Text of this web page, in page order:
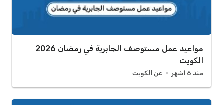
مواعيد عمل مستوصف الجابرية في رمضان 2026
الكويت
منذ 6 أشهر عن الكويت